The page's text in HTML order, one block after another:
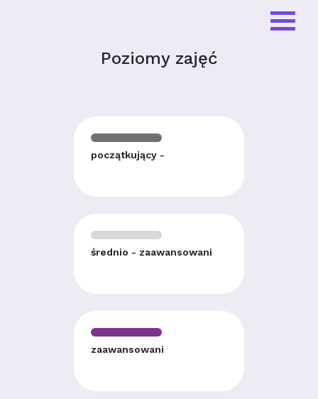
Poziomy zajęć
początkujący -
średnio - zaawansowani
zaawansowani